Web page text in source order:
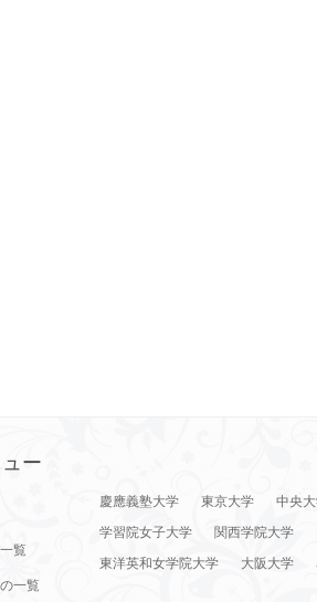
ー
覧
一覧
慶應義塾大学 東京大学 中央
学習院女子大学
関西学院大学
東洋英和女学院大学
大阪大学